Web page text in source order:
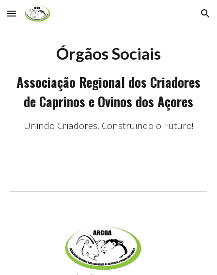
Skip to main content Skip to navigation
Órgãos Sociais
Associação Regional dos Criadores
de Caprinos e Ovinos dos Açores
Unindo Criadores, Construindo o Futuro!